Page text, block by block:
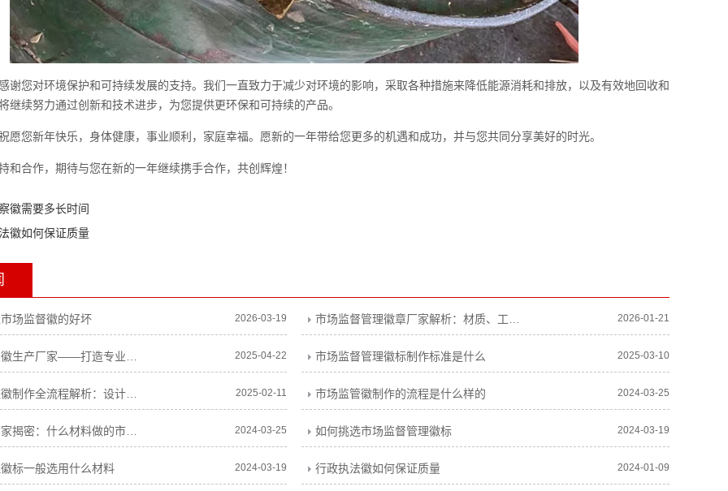
谢您对环境保护和可持续发展的支持。我们一直致力于减少对环境的影响，采取各种措施来降低能源消耗和排放，以及有效地回收和
继续努力通过创新和技术进步，为您提供更环保和可持续的产品。
愿您新年快乐，身体健康，事业顺利，家庭幸福。愿新的一年带给您更多的机遇和成功，并与您共同分享美好的时光。
和合作，期待与您在新的一年继续携手合作，共创辉煌！
徽需要多长时间
徽如何保证质量
场监督徽的好坏 2026-03-19 2026-01-21
2025-04-22 市场监督管理徽标制作标准是什么 2025-03-10
2025-02-11 市场监管徽制作的流程是什么样的 2024-03-25
2024-03-25 如何挑选市场监督管理徽标 2024-03-19
标一般选用什么材料 2024-03-19 行政执法徽如何保证质量 2024-01-09